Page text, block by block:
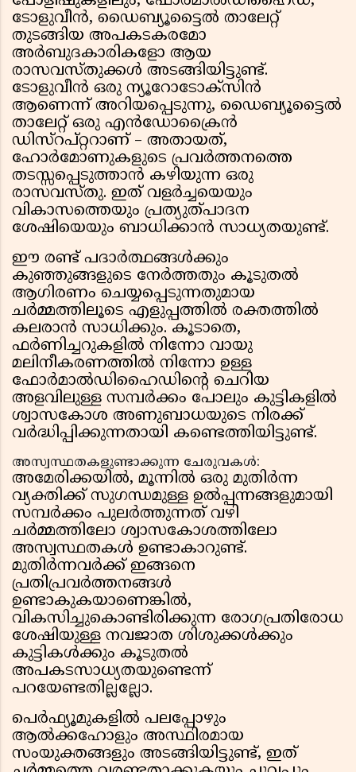
ടോളുവീൻ, ഡൈബ്യൂട്ടൈൽ താലേറ്റ്
തുടങ്ങിയ അപകടകരമോ
അർബുദകാരികളോ ആയ
രാസവസ്തുക്കൾ അടങ്ങിയിട്ടുണ്ട്.
ടോളുവീൻ ഒരു ന്യൂറോടോക്സിൻ
ആണെന്ന് അറിയപ്പെടുന്നു, ഡൈബ്യൂട്ടൈൽ
താലേറ്റ് ഒരു എൻഡോക്രൈൻ
ഡിസ്റപ്റ്ററാണ് – അതായത്,
ഹോർമോണുകളുടെ പ്രവർത്തനത്തെ
തടസ്സപ്പെടുത്താൻ കഴിയുന്ന ഒരു
രാസവസ്തു. ഇത് വളർച്ചയെയും
വികാസത്തെയും പ്രത്യുത്പാദന
ശേഷിയെയും ബാധിക്കാൻ സാധ്യതയുണ്ട്.
ഈ രണ്ട് പദാർത്ഥങ്ങൾക്കും
കുഞ്ഞുങ്ങളുടെ നേർത്തതും കൂടുതൽ
ആഗിരണം ചെയ്യപ്പെടുന്നതുമായ
ചർമ്മത്തിലൂടെ എളുപ്പത്തിൽ രക്തത്തിൽ
കലരാൻ സാധിക്കും. കൂടാതെ,
ഫർണിച്ചറുകളിൽ നിന്നോ വായു
മലിനീകരണത്തിൽ നിന്നോ ഉള്ള
ഫോർമാൽഡിഹൈഡിന്റെ ചെറിയ
അളവിലുള്ള സമ്പർക്കം പോലും കുട്ടികളിൽ
ശ്വാസകോശ അണുബാധയുടെ നിരക്ക്
വർദ്ധിപ്പിക്കുന്നതായി കണ്ടെത്തിയിട്ടുണ്ട്.
അസ്വസ്ഥതകളുണ്ടാക്കുന്ന ചേരുവകൾ:
അമേരിക്കയിൽ, മൂന്നിൽ ഒരു മുതിർന്ന
വ്യക്തിക്ക് സുഗന്ധമുള്ള ഉൽപ്പന്നങ്ങളുമായി
സമ്പർക്കം പുലർത്തുന്നത് വഴി
ചർമ്മത്തിലോ ശ്വാസകോശത്തിലോ
അസ്വസ്ഥതകൾ ഉണ്ടാകാറുണ്ട്.
മുതിർന്നവർക്ക് ഇങ്ങനെ
പ്രതിപ്രവർത്തനങ്ങൾ
ഉണ്ടാകുകയാണെങ്കിൽ,
വികസിച്ചുകൊണ്ടിരിക്കുന്ന രോഗപ്രതിരോധ
ശേഷിയുള്ള നവജാത ശിശുക്കൾക്കും
കുട്ടികൾക്കും കൂടുതൽ
അപകടസാധ്യതയുണ്ടെന്ന്
പറയേണ്ടതില്ലല്ലോ.
പെർഫ്യൂമുകളിൽ പലപ്പോഴും
ആൽക്കഹോളും അസ്ഥിരമായ
സംയുക്തങ്ങളും അടങ്ങിയിട്ടുണ്ട്, ഇത്